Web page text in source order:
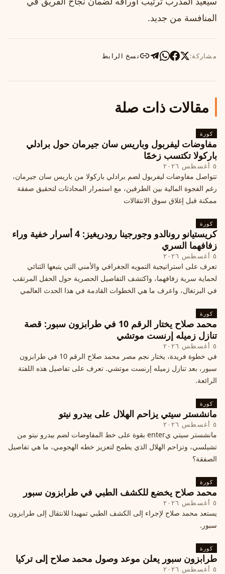
المنافسة من جديد.
مشاركة: نسخ الرابط
مقالات ذات صلة
كورة
مفاوضات ليفربول وباريس سان جيرمان حول برادلي
باركولا تكتسب زخمًا
٥ أغسطس ٢٠٢٦
تتواصل مفاوضات ليفربول لضم برادلي باركولا من باريس سان جيرمان،
رغم الفجوة المالية بين الطرفين، مع استمرار المحادثات لتحقيق صفقة
ممكنة قبل إغلاق سوق الانتقالات
كورة
كريستيانو رونالدو وجورجينا رودريغيز: 4 أسرار خفية وراء
زفافهما السري
٥ أغسطس ٢٠٢٦
تعرف على استراتيجية التمويه الجغرافي والأمني التي يتبعها الثنائي
لحماية سرية زفافهما، واكتشف التفاصيل الحصرية حول الحفل المرتقب
في البرتغال، واعرف ما هي الخطوات القادمة في هذا الحدث العالمي
كورة
محمد صلاح يختار الرقم 10 في طرابزون سبور: قصة
تنازل زميله إرنست موتشي
٥ أغسطس ٢٠٢٦
في خطوة فريدة، يختار نجم مصر محمد صلاح الرقم 10 في طرابزون
سبور، بعد تنازل زميله إرنست موتشي. تعرف على تفاصيل هذه اللفتة
الرائعة.
كورة
مانشستر سيتي يزاحم الهلال على بيدرو نيتو
٥ أغسطس ٢٠٢٦
مانشستر سيتي يenter بقوة على خط المفاوضات لضم بيدرو نيتو من
تشيلسي، وتزاحم الهلال الذي يطمح لتعزيز خطه الهجومي، ما هي تفاصيل
الصفقة؟
كورة
محمد صلاح يخضع للكشف الطبي في طرابزون سبور
٥ أغسطس ٢٠٢٦
يستعد محمد صلاح لإجراء إلى الكشف الطبي تمهيدا للانتقال إلى طرابزون
سبور.
كورة
طرابزون سبور يعلن موعد وصول محمد صلاح إلى تركيا
٥ أغسطس ٢٠٢٦